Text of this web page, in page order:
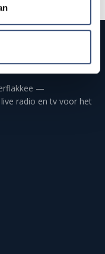
—
radio en tv voor het